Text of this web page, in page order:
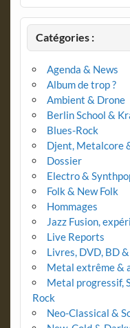
Catégories :
Agenda & News
Album de trop ?
Ambient & Drone
Berlin School &
Blues-Rock
Djent, Metalcore
Dossier
Electro &
Folk & New Folk
Hommages
Jazz Fusion,
Live Reports
Livres, DVD, BD
Metal extrême &
Metal progressif,
Rock
Neo-Classical &